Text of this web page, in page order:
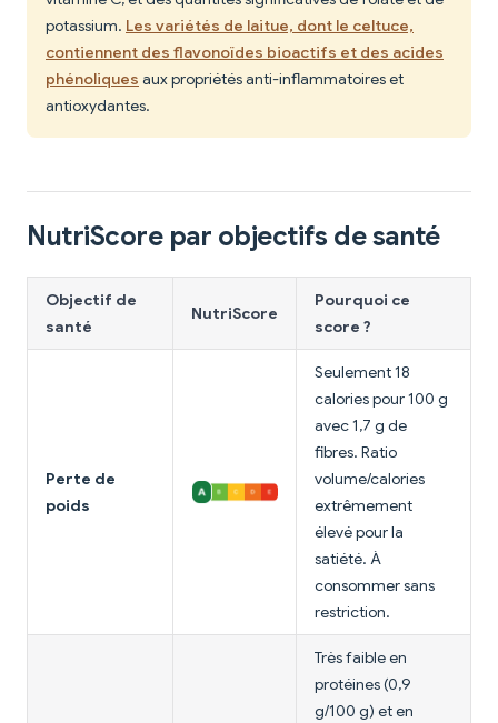
potassium. Les variétés de laitue, dont le celtuce,
contiennent des flavonoïdes bioactifs et des acides
phénoliques aux propriétés anti-inflammatoires et
antioxydantes.
NutriScore par objectifs de santé
Objectif de
santé
NutriScore
Pourquoi ce
score ?
Perte de
poids
Seulement 18
calories pour 100 g
avec 1,7 g de
fibres. Ratio
volume/calories
extrêmement
élevé pour la
satiété. À
consommer sans
restriction.
Très faible en
protéines (0,9
g/100 g) et en